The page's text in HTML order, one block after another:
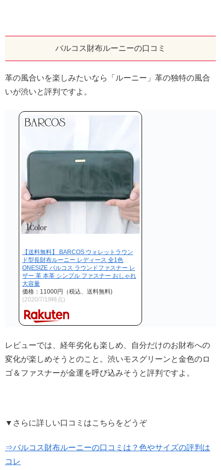
バルコス財布ルーニーの口コミ
革の風合いを楽しみたいなら「ルーニー」革の独特の風合
いが渋いと評判ですよ。
【送料無料】 BARCOS ウォレットラウン
ド型長財布ルーニー レディース 全1色
ONESIZE バルコス ラウンドファスナー レ
ザー 革 本革 シンプル ファスナー おしゃれ
大容量
価格：11000円（税込、送料無料)
(2020/7/19時点)
レビューでは、経年劣化も楽しめ、自分だけのお財布への
変化が楽しめそうとのこと。渋いモスグリーンと金色のロ
ゴ＆ファスナーが金運を呼び込みそうと評判ですよ。
▼さらに詳しい口コミはこちらをどうぞ
⇒バルコス財布ルーニーの口コミは？色やサイズの評判は
コレ